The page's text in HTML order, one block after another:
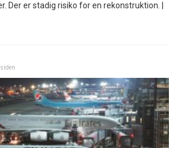
Der er stadig risiko for en rekonstruktion. |